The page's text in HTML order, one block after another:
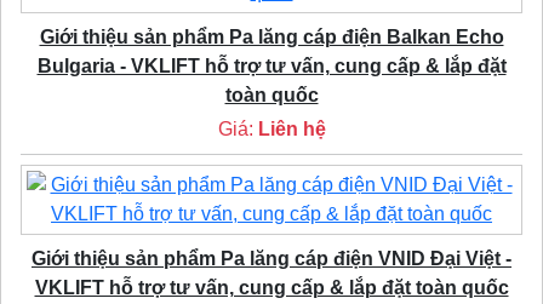
Giới thiệu sản phẩm Pa lăng cáp điện Balkan Echo
Bulgaria - VKLIFT hỗ trợ tư vấn, cung cấp & lắp đặt
toàn quốc
Giá: Liên hệ
Giới thiệu sản phẩm Pa lăng cáp điện VNID Đại Việt -
VKLIFT hỗ trợ tư vấn, cung cấp & lắp đặt toàn quốc